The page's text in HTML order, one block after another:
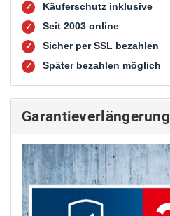
✓ Käuferschutz inklusive
✓ Seit 2003 online
✓ Sicher per SSL bezahlen
✓ Später bezahlen möglich
Garantieverlängerung